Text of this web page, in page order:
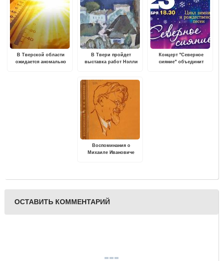
В Тверской области
ожидается аномально
В Твери пройдет
выставка работ Нэлли
Концерт "Северное
сияние" объединит
Воспоминания о
Михаиле Ивановиче
ОСТАВИТЬ КОММЕНТАРИЙ